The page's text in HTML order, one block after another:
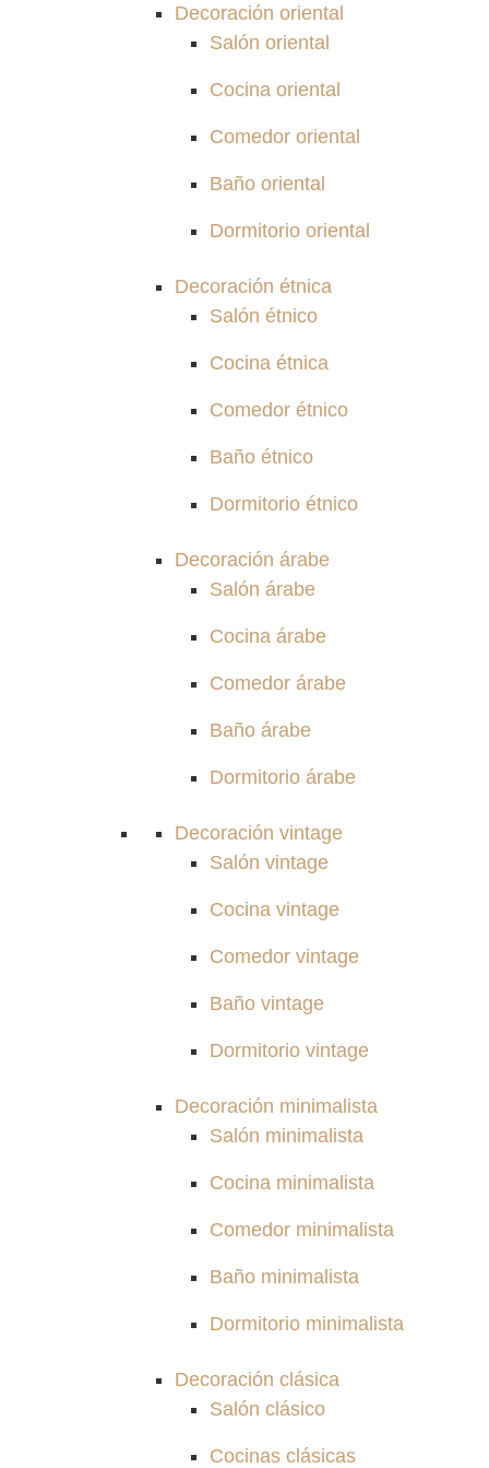
Decoración oriental
Salón oriental
Cocina oriental
Comedor oriental
Baño oriental
Dormitorio oriental
Decoración étnica
Salón étnico
Cocina étnica
Comedor étnico
Baño étnico
Dormitorio étnico
Decoración árabe
Salón árabe
Cocina árabe
Comedor árabe
Baño árabe
Dormitorio árabe
Decoración vintage
Salón vintage
Cocina vintage
Comedor vintage
Baño vintage
Dormitorio vintage
Decoración minimalista
Salón minimalista
Cocina minimalista
Comedor minimalista
Baño minimalista
Dormitorio minimalista
Decoración clásica
Salón clásico
Cocinas clásicas